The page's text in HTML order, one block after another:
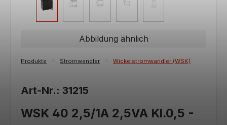
Abbildung ähnlich
Produkte Stromwandler Wickelstromwandler (WSK)
Art-Nr.: 31215
WSK 40 2,5/1A 2,5VA Kl.0,5 -